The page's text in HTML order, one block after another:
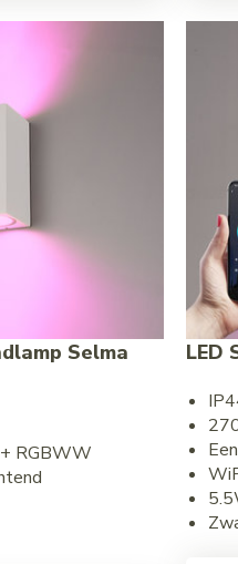
Selma
RGBWW
LED